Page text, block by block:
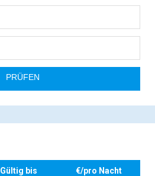
Gültig bis €/pro Nacht